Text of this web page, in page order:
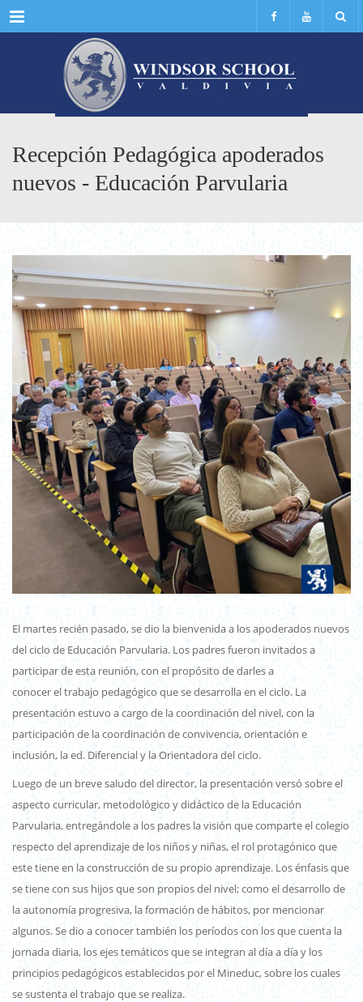
Menu
Recepción Pedagógica apoderados
nuevos - Educación Parvularia
El martes recién pasado, se dio la bienvenida a los apoderados nuevos
del ciclo de Educación Parvularia. Los padres fueron invitados a
participar de esta reunión, con el propósito de darles a
conocer el trabajo pedagógico que se desarrolla en el ciclo. La
presentación estuvo a cargo de la coordinación del nivel, con la
participación de la coordinación de convivencia, orientación e
inclusión, la ed. Diferencial y la Orientadora del ciclo.
Luego de un breve saludo del director, la presentación versó sobre el
aspecto curricular, metodológico y didáctico de la Educación
Parvularia, entregándole a los padres la visión que comparte el colegio
respecto del aprendizaje de los niños y niñas, el rol protagónico que
este tiene en la construcción de su propio aprendizaje. Los énfasis que
se tiene con sus hijos que son propios del nivel; como el desarrollo de
la autonomía progresiva, la formación de hábitos, por mencionar
algunos. Se dio a conocer también los períodos con los que cuenta la
jornada diaria, los ejes temáticos que se integran al día a día y los
principios pedagógicos establecidos por el Mineduc, sobre los cuales
se sustenta el trabajo que se realiza.